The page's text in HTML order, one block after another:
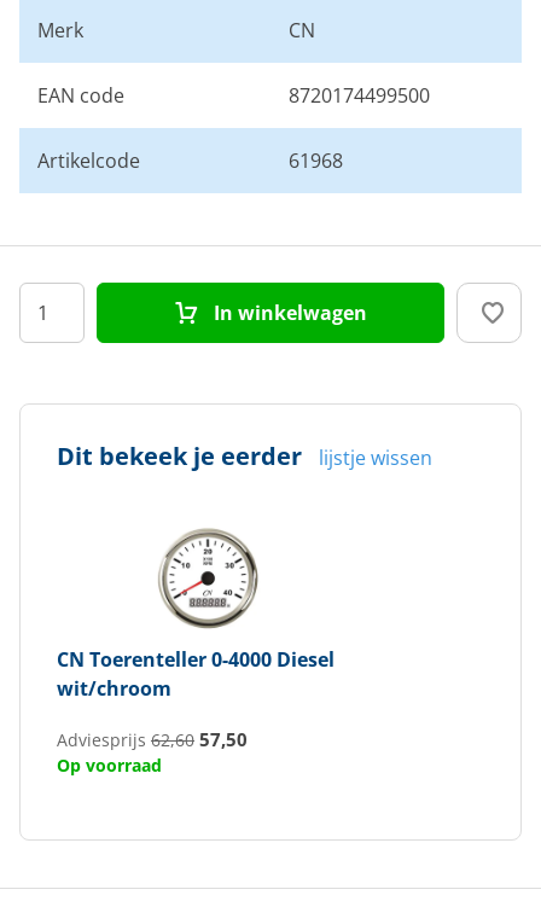
Merk CN
EAN code 8720174499500
Artikelcode 61968
In winkelwagen
Dit bekeek je eerder lijstje wissen
CN Toerenteller 0-4000 Diesel
wit/chroom
Adviesprijs 62,60 57,50
Op voorraad